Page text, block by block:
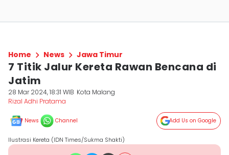
Home News Jawa Timur
7 Titik Jalur Kereta Rawan Bencana di
Jatim
28 Mar 2024, 18:31 WIB Kota Malang
Rizal Adhi Pratama
News Channel Add Us on Google
Ilustrasi Kereta (IDN Times/Sukma Shakti)